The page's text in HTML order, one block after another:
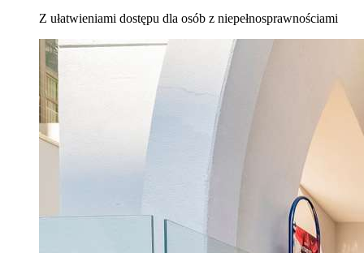
Z ułatwieniami dostępu dla osób z niepełnosprawnościami